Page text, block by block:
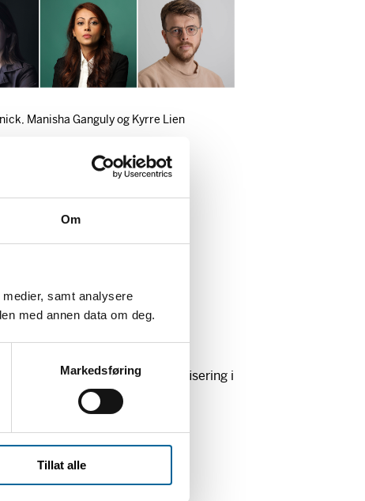
Om
samt analysere
med annen data om deg.
Markedsføring
Tillat alle
Manisha Ganguly og Kyrre Lien
(WITNESS)
(The Guardian): Visuell verifisering i